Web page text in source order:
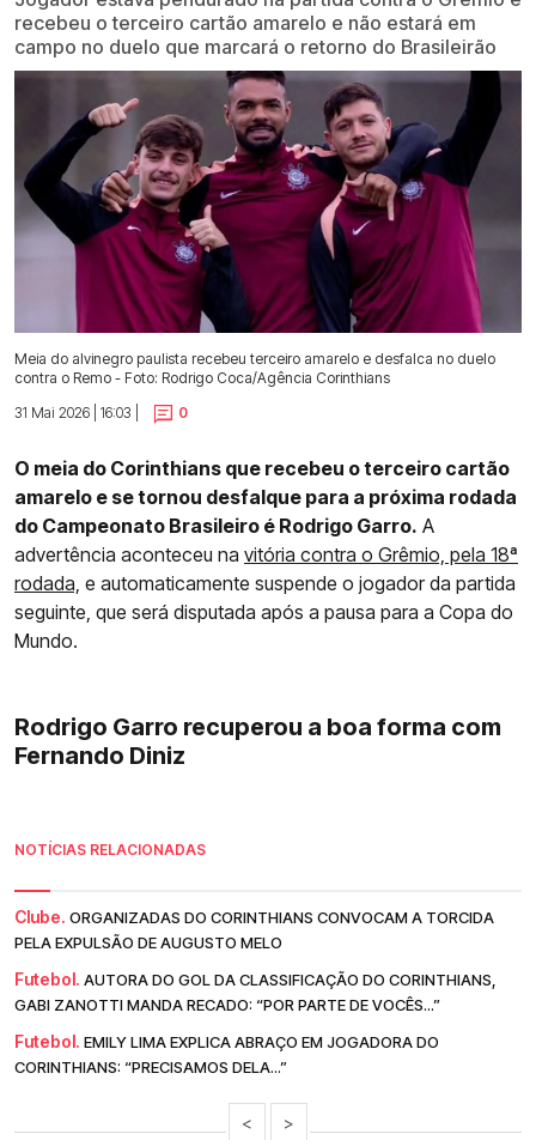
recebeu o terceiro cartão amarelo e não estará em
campo no duelo que marcará o retorno do Brasileirão
Meia do alvinegro paulista recebeu terceiro amarelo e desfalca no duelo
contra o Remo - Foto: Rodrigo Coca/Agência Corinthians
31 Mai 2026 | 16:03 |
0
O meia do Corinthians que recebeu o terceiro cartão
amarelo e se tornou desfalque para a próxima rodada
do Campeonato Brasileiro é Rodrigo Garro. A
advertência aconteceu na vitória contra o Grêmio, pela 18ª
rodada, e automaticamente suspende o jogador da partida
seguinte, que será disputada após a pausa para a Copa do
Mundo.
Rodrigo Garro recuperou a boa forma com
Fernando Diniz
NOTÍCIAS RELACIONADAS
Clube. ORGANIZADAS DO CORINTHIANS CONVOCAM A TORCIDA
PELA EXPULSÃO DE AUGUSTO MELO
Futebol. AUTORA DO GOL DA CLASSIFICAÇÃO DO CORINTHIANS,
GABI ZANOTTI MANDA RECADO: “POR PARTE DE VOCÊS...”
Futebol. EMILY LIMA EXPLICA ABRAÇO EM JOGADORA DO
CORINTHIANS: “PRECISAMOS DELA...”
< >